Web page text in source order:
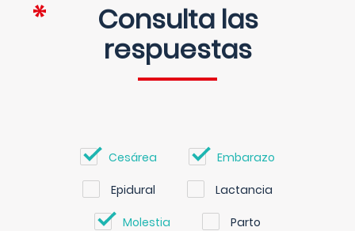
Consulta las
respuestas
Cesárea Embarazo
Epidural Lactancia
Molestia Parto